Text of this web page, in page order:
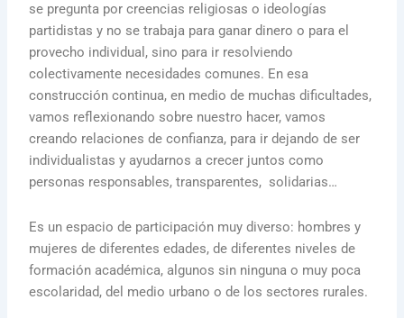
se pregunta por creencias religiosas o ideologías
partidistas y no se trabaja para ganar dinero o para el
provecho individual, sino para ir resolviendo
colectivamente necesidades comunes. En esa
construcción continua, en medio de muchas dificultades,
vamos reflexionando sobre nuestro hacer, vamos
creando relaciones de confianza, para ir dejando de ser
individualistas y ayudarnos a crecer juntos como
personas responsables, transparentes, solidarias…
Es un espacio de participación muy diverso: hombres y
mujeres de diferentes edades, de diferentes niveles de
formación académica, algunos sin ninguna o muy poca
escolaridad, del medio urbano o de los sectores rurales.